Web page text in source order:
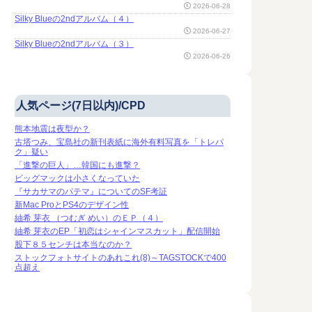
2026-06-28
Silky Blueの2ndアルバム（４）
2026-06-27
Silky Blueの2ndアルバム（３）
2026-06-26
人気ページ(7日以内)/CPD
熊本地震は夜型か？
古塔つみ、宝島社の新刊表紙に海外有料写真を「トレパ
ク」疑い
「進撃の巨人」…韓国にも進撃？
ビッグマックは小さくなっていた
『サカサマのパテマ』についてのSF考証
新Mac ProとPS4のデザイン性
紬希 芽衣 （つむぎ めい）のＥＰ（４）
紬希 芽衣のEP「初恋はシャインマスカット」配信開始
股下８５センチは本当なのか？
ストックフォトサイトのあれこれ(8)～TAGSTOCKで400
点超え